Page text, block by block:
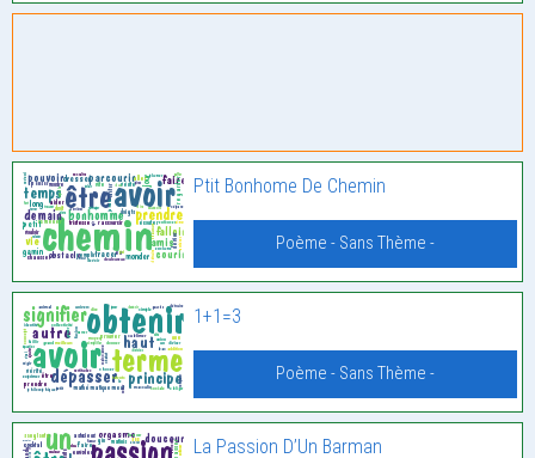
Ptit Bonhome De Chemin
Poème - Sans Thème -
1+1=3
Poème - Sans Thème -
La Passion D’Un Barman